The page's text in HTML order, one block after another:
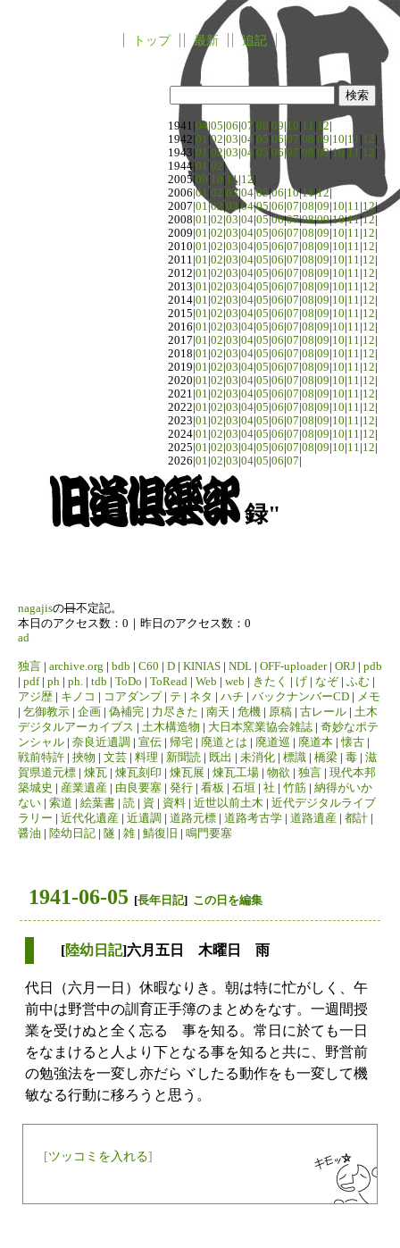
トップ 最新 追記
1941| 04 05 06 07 08 09 10 11 12
1942| 01 02 03 04 05 06 |07 08 09 10 11 12
1943| 01 02 03 04 05 06 |07 08 09|10 11 12
1944| 01 02 |
2005|09 10 11 12
2006| 01 02 03|04|05|06 10|11|12
2007| 01|02 03|04|05 06 07 08 09 10 11 12|
2008| 01 02 03 04 05|06|07|08|09|10|11|12
2009| 01 02 03 04 05 06 07 08 09 10 11 12
2010| 01 02 03 04 05 06 07 08 09 10 11 12
2011| 01 02 03 04 05 06 07 08 09 10 11 12
2012| 01 02 03 04 05 06 07 08 09 10 11 12
2013| 01 02 03 04 05 06 07 08 09 10 11 12
2014| 01 02 03 04 05 06 07 08 09 10 11 12
2015| 01 02 03 04 05 06 07 08 09 10 11 12
2016| 01 02 03 04 05 06 07 08 09 10 11 12
2017| 01 02 03 04 05 06 07 08 09 10 11 12
2018| 01 02 03 04 05 06 07 08 09 10 11 12
2019| 01 02 03 04 05 06 07 08 09 10 11 12
2020| 01 02 03 04 05 06 07 08 09 10 11 12
2021| 01 02 03 04 05 06 07 08 09 10 11 12
2022| 01 02 03 04 05 06 07 08 09 10 11 12
2023| 01 02 03 04 05 06 07 08 09 10 11 12
2024| 01 02 03 04 05 06 07 08 09 10 11 12
2025| 01 02 03 04 05 06 07 08 09 10 11 12
2026| 01 02 03 04 05 06 07
録"
nagajisの日不定記。
本日のアクセス数：0｜昨日のアクセス数：0
ad
独言 | archive.org | bdb | C60 | D | KINIAS | NDL | OFF-uploader| ORJ | pdb
| pdf| ph | ph. | tdb | ToDo | ToRead | Web | web | きたく | げ | なぞ| ふむ |
アジ歴 | キノコ | コアダンプ| テ | ネタ | ハチ | バックナンバーCD | メモ
| 乞御教示 | 企画 | 偽補完 | 力尽きた | 南天 | 危機 | 原稿 | 古レール | 土木
デジタルアーカイブス | 土木構造物 | 大日本窯業協会雑誌 | 奇妙なポテ
ンシャル | 奈良近遺調 | 宣伝 | 帰宅 | 廃道とは | 廃道巡 | 廃道本 |懐古 |
戦前特許 | 挾物 | 文芸 | 料理 | 新聞読 | 既出 | 未消化 | 標識 | 橋梁 | 毒 | 滋
賀県道元標 | 煉瓦 | 煉瓦刻印 | 煉瓦展 | 煉瓦工場 | 物欲 | 独言 | 現代本邦
築城史 | 産業遺産 | 由良要塞 | 発行 | 看板 | 石垣 | 社 | 竹筋 | 納得がいか
ない | 索道 | 絵葉書 | 読 | 資 | 資料 | 近世以前土木 | 近代デジタルライブ
ラリー | 近代化遺産 | 近遺調 | 道路元標 | 道路考古学 | 道路遺産 | 都計 |
醤油 | 陸幼日記 | 隧 | 雑 | 鯖復旧 | 鳴門要塞
1941-06-05 [長年日記] この日を編集
[陸幼日記]六月五日 木曜日 雨
代日（六月一日）休暇なりき。朝は特に忙がしく、午
前中は野営中の訓育正手簿のまとめをなす。一週間授
業を受けぬと全く忘るゝ事を知る。常日に於ても一日
をなまけると人より下となる事を知ると共に、野営前
の勉強法を一変し亦だらヾしたる動作をも一変して機
敏なる行動に移ろうと思う。
[ツッコミを入れる]